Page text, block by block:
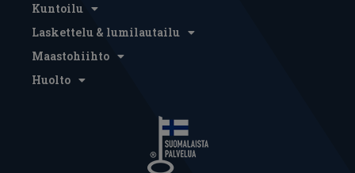
Kuntoilu
Laskettelu & lumilautailu
Maastohiihto
Huolto